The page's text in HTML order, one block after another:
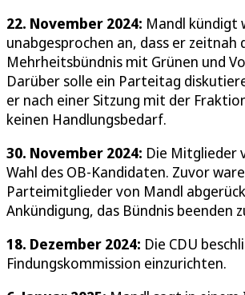
22. November 2024: Mandl kündigt
unabgesprochen an, dass er zeitnah
Mehrheitsbündnis mit Grünen und
Darüber solle ein Parteitag
er nach einer Sitzung mit der
keinen Handlungsbedarf.
30. November 2024: Die Mitglieder
Wahl des OB-Kandidaten. Zuvor
Parteimitglieder von Mandl
Ankündigung, das Bündnis beenden
18. Dezember 2024: Die CDU
Findungskommission einzurichten.